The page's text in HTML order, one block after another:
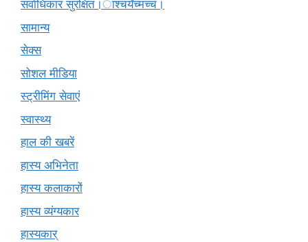
सर्वाधिकार सुरक्षित।ाश्चर्यंच्मच्चं।
सामान्य
सेक्स
सोशल मीडिया
स्ट्रीमिंग सेवाएं
स्वास्थ्य
हाल की खबरें
हास्य अभिनेता
हास्य कलाकारों
हास्य व्यंग्यकार
हास्यकार्